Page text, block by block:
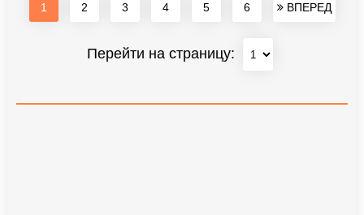
1 2 3 4 5 6 ВПЕРЕД
Перейти на страницу: